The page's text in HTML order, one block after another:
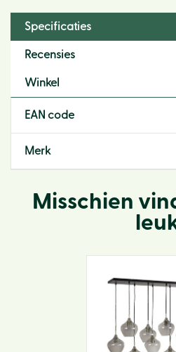
Specificaties
Recensies
Winkel
EAN code
Merk
Misschien